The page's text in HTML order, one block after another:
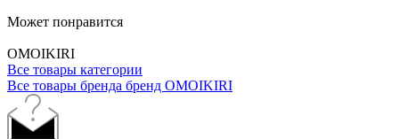
Может понравится
OMOIKIRI
Все товары категории
Все товары бренда бренд OMOIKIRI